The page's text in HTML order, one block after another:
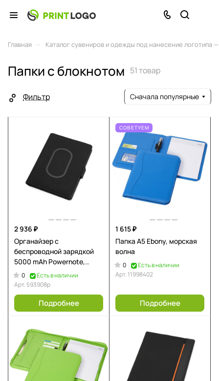
Главная Каталог сувениров и одежды под нанесение логотипа
Папки с блокнотом 51 товар
Фильтр Сначала популярные
2 936 ₽
Органайзер с
беспроводной зарядкой
5000 mAh Powernote,
темно-серый (P)
0
Есть в наличии
Арт. 593908p
Подробнее
СОВЕТУЕМ
1 615 ₽
Папка A5 Ebony, морская
волна
0
Есть в наличии
Арт. 11998402
Подробнее